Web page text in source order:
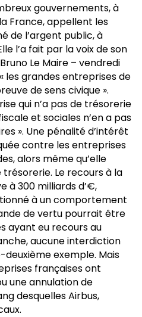
gouvernements, à
France, appellent les
de l’argent public, à
l’a fait par la voix de son
Le Maire – vendredi
les grandes entreprises de
de sens civique ».
qui n’a pas de trésorerie
et sociales n’en a pas
». Une pénalité d’intérêt
contre les entreprises
alors même qu’elle
Le recours à la
à 300 milliards d’€,
à un comportement
de vertu pourrait être
ayant eu recours au
aucune interdiction
exemple. Mais
françaises ont
une annulation de
desquelles Airbus,